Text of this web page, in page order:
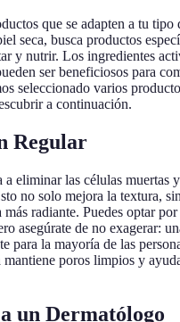
que se adapten a tu tipo
seca, busca productos
y nutrir. Los ingredientes
ser beneficiosos para
seleccionado varios
a continuación.
Regular
eliminar las células muertas
no solo mejora la textura,
radiante. Puedes optar
asegúrate de no exagerar:
para la mayoría de las
poros limpios y
un Dermatólogo